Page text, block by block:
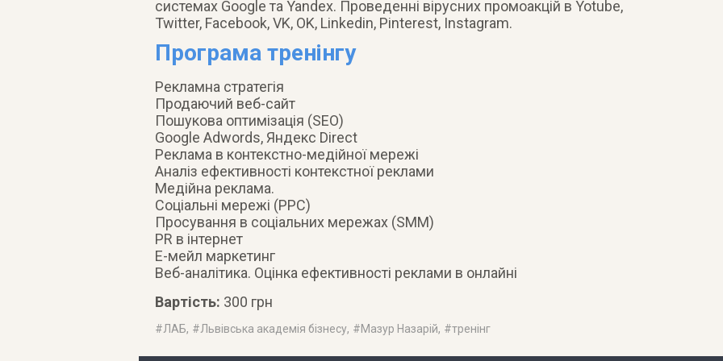
системах Google та Yandex. Проведенні вірусних промоакцій в Yotube,
Twitter, Facebook, VK, OK, Linkedin, Pinterest, Instagram.
Програма тренінгу
Рекламна стратегія
Продаючий веб-сайт
Пошукова оптимізація (SEO)
Google Adwords, Яндекс Direct
Реклама в контекстно-медійної мережі
Аналіз ефективності контекстної реклами
Медійна реклама.
Соціальні мережі (PPC)
Просування в соціальних мережах (SMM)
PR в інтернет
Е-мейл маркетинг
Веб-аналітика. Оцінка ефективності реклами в онлайні
Вартість: 300 грн
#ЛАБ, #Львівська академія бізнесу, #Мазур Назарій, #тренінг